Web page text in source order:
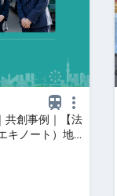
共創事例｜【法
キノート）地